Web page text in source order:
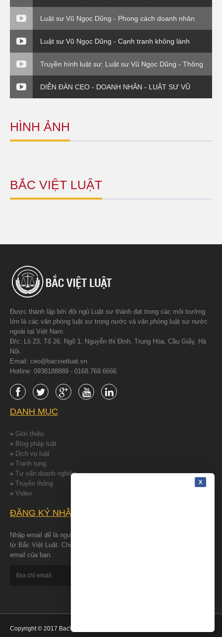
Thuế và cuộc sống.
Luật sư Vũ Ngọc Dũng - Phong cách doanh nhân
Luật sư Vũ Ngọc Dũng - Cạnh tranh không lành
mạnh (Luật sư và Doanh nghiệp)
Truyền hình luật sư: Luật sư Vũ Ngọc Dũng - Thông
tư 176 Bộ Tài Chính
DIỄN ĐÀN CEO - DOANH NHÂN - LUẬT SƯ VŨ
NGỌC DŨNG - PHẦN 4
HÌNH ẢNH
BẮC VIỆT LUẬT
Được thành lập bởi đội ngũ Luật sư thành đạt trong các môi trường
lớn là các văn phòng luật sư trong nước và văn phòng luật sư nước
ngoài tại Việt Nam.
Đ/c: Lô 23, Tổ 26, Ngõ 1, Nguyễn thị Định, Trung Hòa, Cầu Giấy, Hà
Nội.
Email: ceo@bacvietluat.vn
Hotline: 0938188889 - 0168.769.6666
DANH MỤC
» Giới thiệu
» Blog pháp luật
» Dịch vụ luật
» Tranh tụng
» Tư vấn doanh nghiệp
» Truyền thông
» Video
ĐĂNG KÝ NHẬN TIN
Nhập email để là người đâu tiên nhận được những tin tức mới nhất
từ Bắc Việt Luật. Chúng tôi cam kết bảo đảm quyền riêng tư cho
email của bạn.
Copyright © 2017 BacVietLuat - All Rights Reserved.